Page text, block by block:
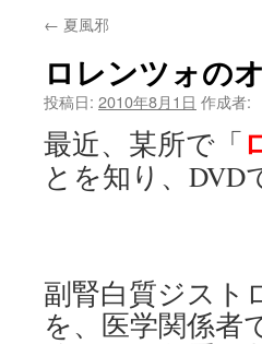
ン
へ
ス
プ
← 夏風邪
ロレンツォの
投稿日: 2010年8月1日 作成者:
最近、某所で「
とを知り、DVD
副腎白質ジスト
を、医学関係者